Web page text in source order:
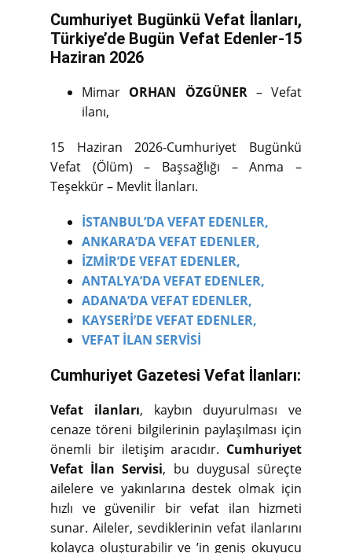
Cumhuriyet Bugünkü Vefat İlanları,
Türkiye’de Bugün Vefat Edenler-15
Haziran 2026
Mimar ORHAN ÖZGÜNER– Vefat
ilanı,
15 Haziran 2026-Cumhuriyet Bugünkü
Vefat (Ölüm) – Başsağlığı – Anma –
Teşekkür – Mevlit İlanları.
İSTANBUL’DA VEFAT EDENLER,
ANKARA’DA VEFAT EDENLER,
İZMİR’DE VEFAT EDENLER,
ANTALYA’DA VEFAT EDENLER,
ADANA’DA VEFAT EDENLER,
KAYSERİ’DE VEFAT EDENLER,
VEFAT İLAN SERVİSİ
Cumhuriyet Gazetesi Vefat İlanları:
Vefat ilanları, kaybın duyurulması ve
cenaze töreni bilgilerinin paylaşılması için
önemli bir iletişim aracıdır. Cumhuriyet
Vefat İlan Servisi, bu duygusal süreçte
ailelere ve yakınlarına destek olmak için
hızlı ve güvenilir bir vefat ilan hizmeti
sunar. Aileler, sevdiklerinin vefat ilanlarını
kolayca oluşturabilir ve ’in geniş okuyucu